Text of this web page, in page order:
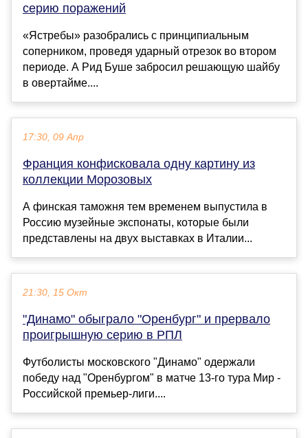
серию поражений
«Ястребы» разобрались с принципиальным
соперником, проведя ударный отрезок во втором
периоде. А Рид Буше забросил решающую шайбу
в овертайме....
17:30, 09 Апр
Франция конфисковала одну картину из
коллекции Морозовых
А финская таможня тем временем выпустила в
Россию музейные экспонаты, которые были
представлены на двух выставках в Италии...
21:30, 15 Окт
"Динамо" обыграло "Оренбург" и прервало
проигрышную серию в РПЛ
Футболисты московского "Динамо" одержали
победу над "Оренбургом" в матче 13-го тура Мир -
Российской премьер-лиги....